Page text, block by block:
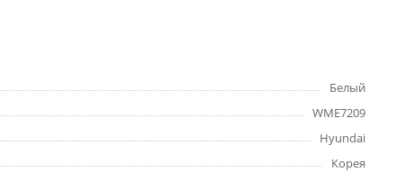
Белый
WME7209
Hyundai
Корея